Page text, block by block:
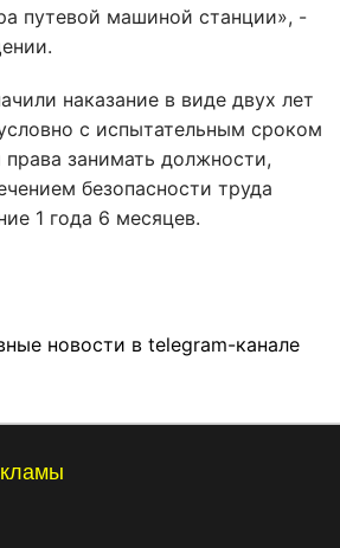
путевой машиной станции», -
наказание в виде двух лет
с испытательным сроком
занимать должности,
безопасности труда
1 года 6 месяцев.
новости в telegram-канале